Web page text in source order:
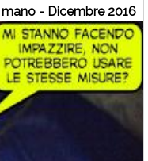
- Dicembre 2016